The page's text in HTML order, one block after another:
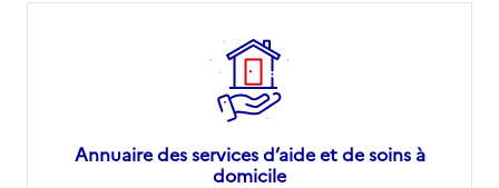
Annuaire des services d’aide et de soins à
domicile